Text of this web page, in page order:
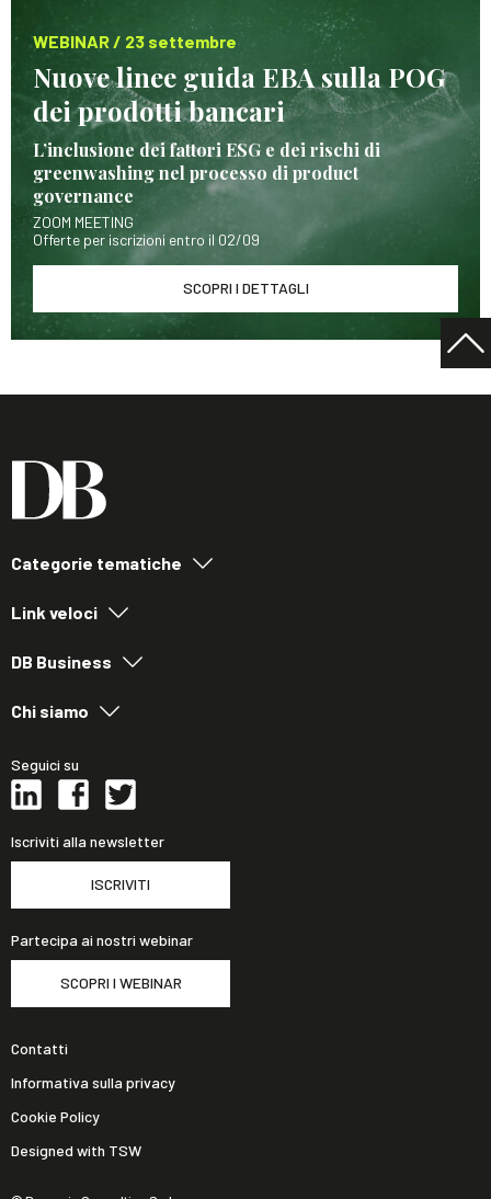
WEBINAR / 23 settembre
Nuove linee guida EBA sulla POG
dei prodotti bancari
L’inclusione dei fattori ESG e dei rischi di
greenwashing nel processo di product
governance
ZOOM MEETING
Offerte per iscrizioni entro il 02/09
SCOPRI I DETTAGLI
Categorie tematiche
Link veloci
DB Business
Chi siamo
Seguici su
Iscriviti alla newsletter
ISCRIVITI
Partecipa ai nostri webinar
SCOPRI I WEBINAR
Contatti
Informativa sulla privacy
Cookie Policy
Designed with TSW